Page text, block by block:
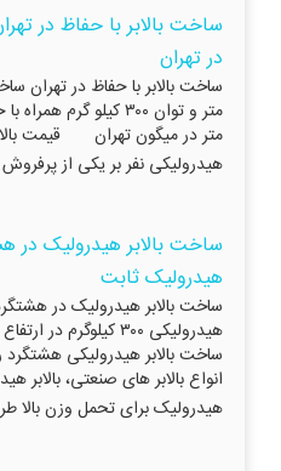
ساخت بالابر با حفاظ در
در تهران
متر در میگون تهران قیمت
هیدرولیکی نفر بر یکی از
ساخت بالابر هیدرولیک در
هیدرولیک ثابت
ساخت بالابر هیدرولیک در
ساخت بالابر هیدرولیکی
انواع بالابر های صنعتی، بالابر
هیدرولیک برای تحمل وزن بالا